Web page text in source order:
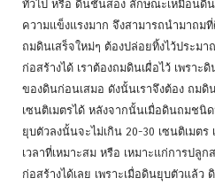
ทั่วไป หรือ ดินชั้นสอง ลักษณะเหมือนดิ
ความแข็งแรงมาก จึงสามารถนำมาถม
ถมดินเสร็จใหม่ๆ ต้องปล่อยทิ้งไว้ประม
ก่อสร้างได้ เราต้องถมดินเผื่อไว้ เพรา
ของดินก่อนเสมอ ดังนั้นเราจึงต้อง ถมดิ
เซนติเมตรได้ หลังจากนั้นเมื่อดินถมชนิ
ยุบตัวลงนั้นจะไม่เกิน 20-30 เซนติเมตร
เวลาที่เหมาะสม หรือ เหมาะแก่การปลู
ก่อสร้างได้เลย เพราะเมื่อดินยุบตัวแล้ว